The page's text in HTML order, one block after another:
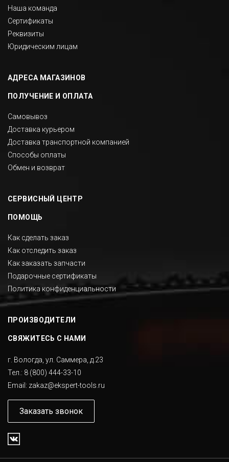
Наша команда
Сертификаты
Реквизиты
Юридическим лицам
АДРЕСА МАГАЗИНОВ
ПОЛУЧЕНИЕ И ОПЛАТА
Самовывоз
Доставка курьером
Доставка транспортной компанией
Способы оплаты
Обмен и возврат
СЕРВИСНЫЙ ЦЕНТР
ПОМОЩЬ
Как сделать заказ
Как отследить заказ
Как заказать запчасти
Подарочные сертификаты
Политика конфиденциальности
ПРОИЗВОДИТЕЛИ
СВЯЖИТЕСЬ С НАМИ
г. Вологда, ул. Саммера, д.23
Тел.: 8 (800) 444-33-10
Email: zakaz@ekspert-tools.ru
Заказать звонок